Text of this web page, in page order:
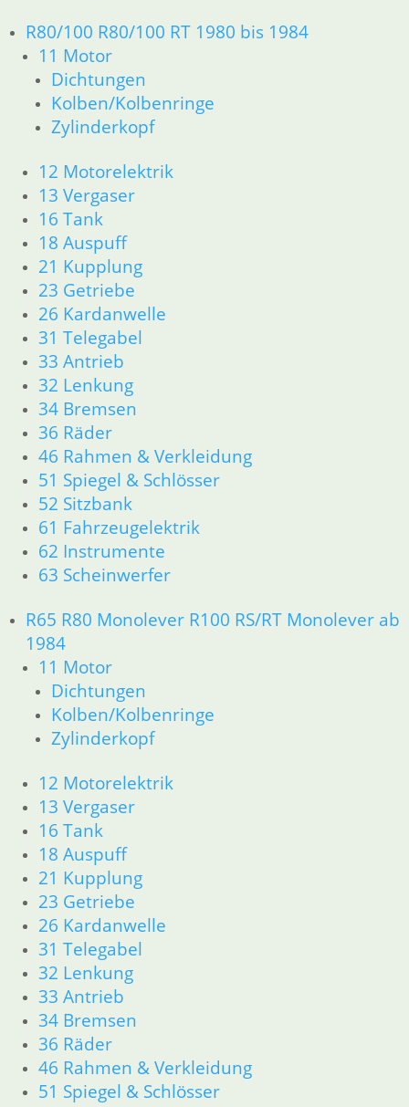
R80/100 R80/100 RT 1980 bis 1984
11 Motor
Dichtungen
Kolben/Kolbenringe
Zylinderkopf
12 Motorelektrik
13 Vergaser
16 Tank
18 Auspuff
21 Kupplung
23 Getriebe
26 Kardanwelle
31 Telegabel
33 Antrieb
32 Lenkung
34 Bremsen
36 Räder
46 Rahmen & Verkleidung
51 Spiegel & Schlösser
52 Sitzbank
61 Fahrzeugelektrik
62 Instrumente
63 Scheinwerfer
R65 R80 Monolever R100 RS/RT Monolever ab
1984
11 Motor
Dichtungen
Kolben/Kolbenringe
Zylinderkopf
12 Motorelektrik
13 Vergaser
16 Tank
18 Auspuff
21 Kupplung
23 Getriebe
26 Kardanwelle
31 Telegabel
32 Lenkung
33 Antrieb
34 Bremsen
36 Räder
46 Rahmen & Verkleidung
51 Spiegel & Schlösser
Dichtungen
Zylinderkopf
12 Motorelektrik
13 Vergaser
16 Tank
18 Auspuff
23 Getriebe
26 Kardanwelle
31 Telegabel
32 Lenkung
33 Antrieb
34 Bremsen
36 Räder
46 Rahmen & Verkleidung
51 Spiegel & Schlösser
61 Fahrzeugelektrik
62 Instrumente
63 Scheinwerfer
R50/5 – R75/5
11 Motor
Dichtungen
Kolben/Kolbenringe
Zylinderkopf
12 Motorelektrik
13 Vergaser
16 Tank
21 Kupplung
23 Getriebe
31 Telegabel
32 Lenkung
33 Antrieb
34 Bremsen
46 Rahmen & Verkleidung
51 Spiegel & Schlösser
52 Sitzbank
61 Fahrzeugelektrik
62 Instrumente
63 Scheinwerfer
R60/6 – R90/S
11 Motor
Dichtungen
Kolben/Kolbenringe
Zylinderkopf
12 Motorelektrik
13 Vergaser
16 Tank
18 Auspuff
21 Kupplung